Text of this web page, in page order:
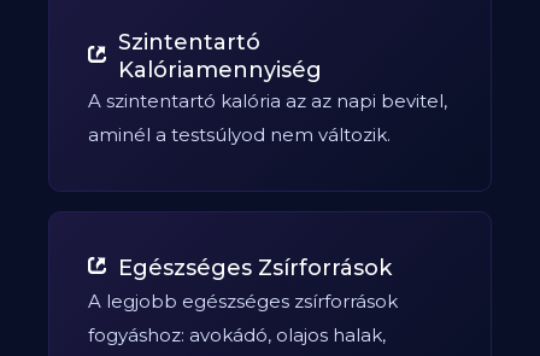
Szintentartó
Kalóriamennyiség
A szintentartó kalória az az napi bevitel,
aminél a testsúlyod nem változik.
Egészséges Zsírforrások
A legjobb egészséges zsírforrások
fogyáshoz: avokádó, olajos halak,